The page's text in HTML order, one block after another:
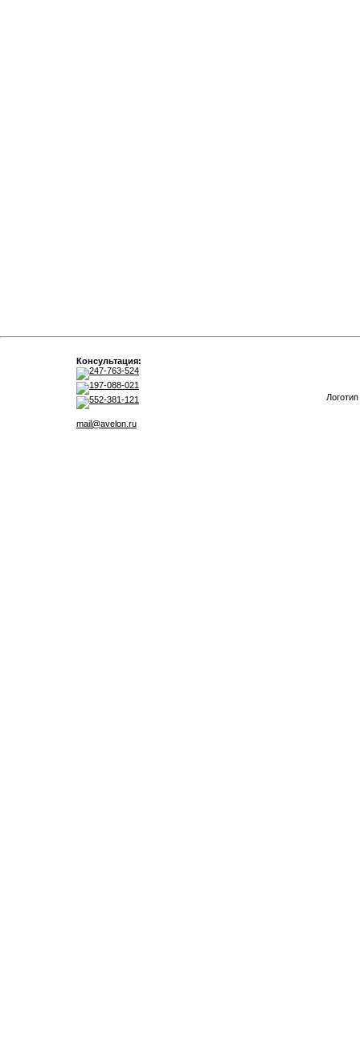
Консультация:
247-763-524
197-088-021
552-381-121
mail@avelon.ru